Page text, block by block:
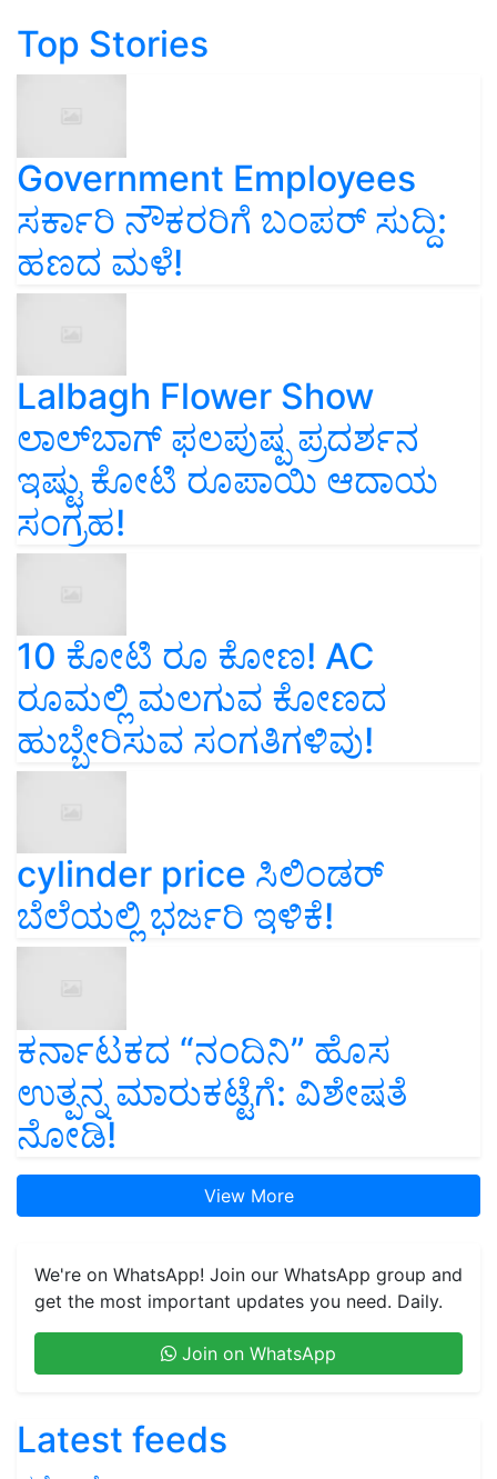
Top Stories
Government Employees
ಸರ್ಕಾರಿ ನೌಕರರಿಗೆ ಬಂಪರ್‌ ಸುದ್ದಿ:
ಹಣದ ಮಳೆ!
Lalbagh Flower Show
ಲಾಲ್‌ಬಾಗ್ ಫಲಪುಷ್ಪ ಪ್ರದರ್ಶನ
ಇಷ್ಟು ಕೋಟಿ ರೂಪಾಯಿ ಆದಾಯ
ಸಂಗ್ರಹ!
10 ಕೋಟಿ ರೂ ಕೋಣ! AC
ರೂಮಲ್ಲಿ ಮಲಗುವ ಕೋಣದ
ಹುಬ್ಬೇರಿಸುವ ಸಂಗತಿಗಳಿವು!
cylinder price ಸಿಲಿಂಡರ್‌
ಬೆಲೆಯಲ್ಲಿ ಭರ್ಜರಿ ಇಳಿಕೆ!
ಕರ್ನಾಟಕದ “ನಂದಿನಿ” ಹೊಸ
ಉತ್ಪನ್ನ ಮಾರುಕಟ್ಟೆಗೆ: ವಿಶೇಷತೆ
ನೋಡಿ!
View More
We're on WhatsApp! Join our WhatsApp group and
get the most important updates you need. Daily.
Join on WhatsApp
Latest feeds